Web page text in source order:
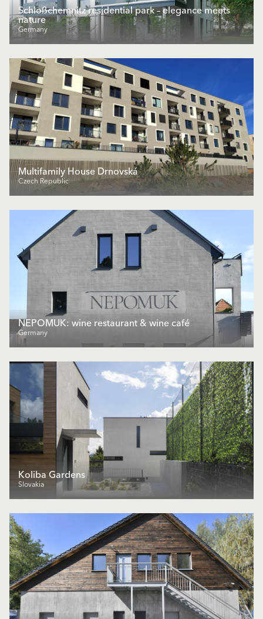
Schloßchemnitz residential park – elegance meets
nature
Germany
Multifamily House Drnovská
Czech Republic
NEPOMUK: wine restaurant & wine café
Germany
Koliba Gardens
Slovakia